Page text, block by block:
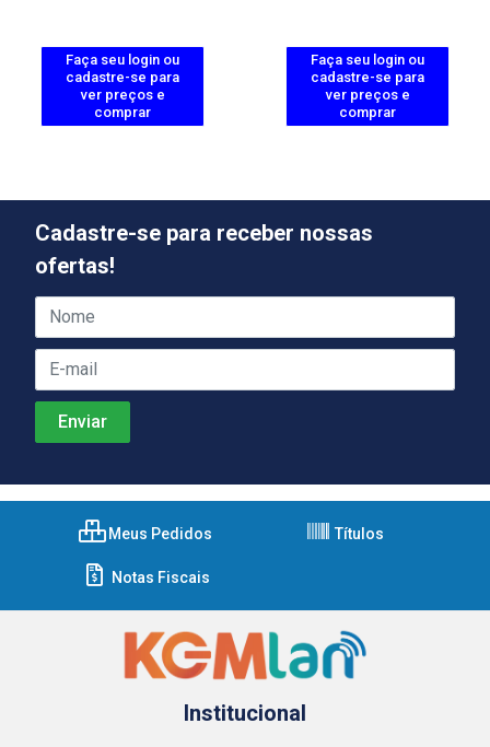
Faça seu login ou
cadastre-se para
ver preços e
comprar
Faça seu login ou
cadastre-se para
ver preços e
comprar
Cadastre-se para receber nossas
ofertas!
Meus Pedidos Títulos
Notas Fiscais
Institucional